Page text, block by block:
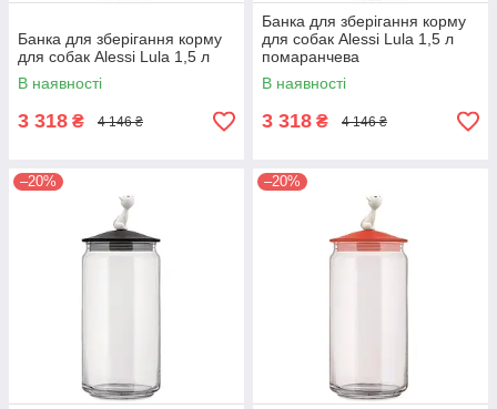
Банка для зберігання корму
для собак Alessi Lula 1,5 л
В наявності
3 318 ₴ 4 146 ₴
Банка для зберігання корму
для собак Alessi Lula 1,5 л
помаранчева
В наявності
3 318 ₴ 4 146 ₴
–20% –20%